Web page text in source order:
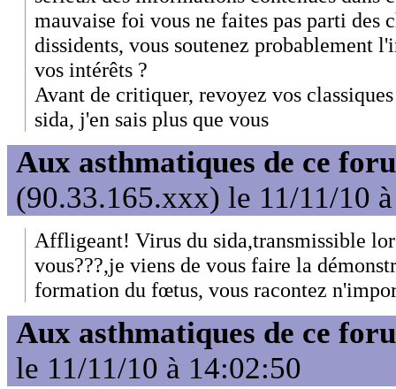
mauvaise foi vous ne faites pas parti des
dissidents, vous soutenez probablement
vos intérêts ?
Avant de critiquer, revoyez vos
sida, j'en sais plus que vous
Aux asthmatiques de ce
(90.33.165.xxx) le 11/11/10
Affligeant! Virus du sida,transmissible
vous???,je viens de vous faire la
formation du fœtus, vous racontez
Aux asthmatiques de ce
le 11/11/10 à 14:02:50